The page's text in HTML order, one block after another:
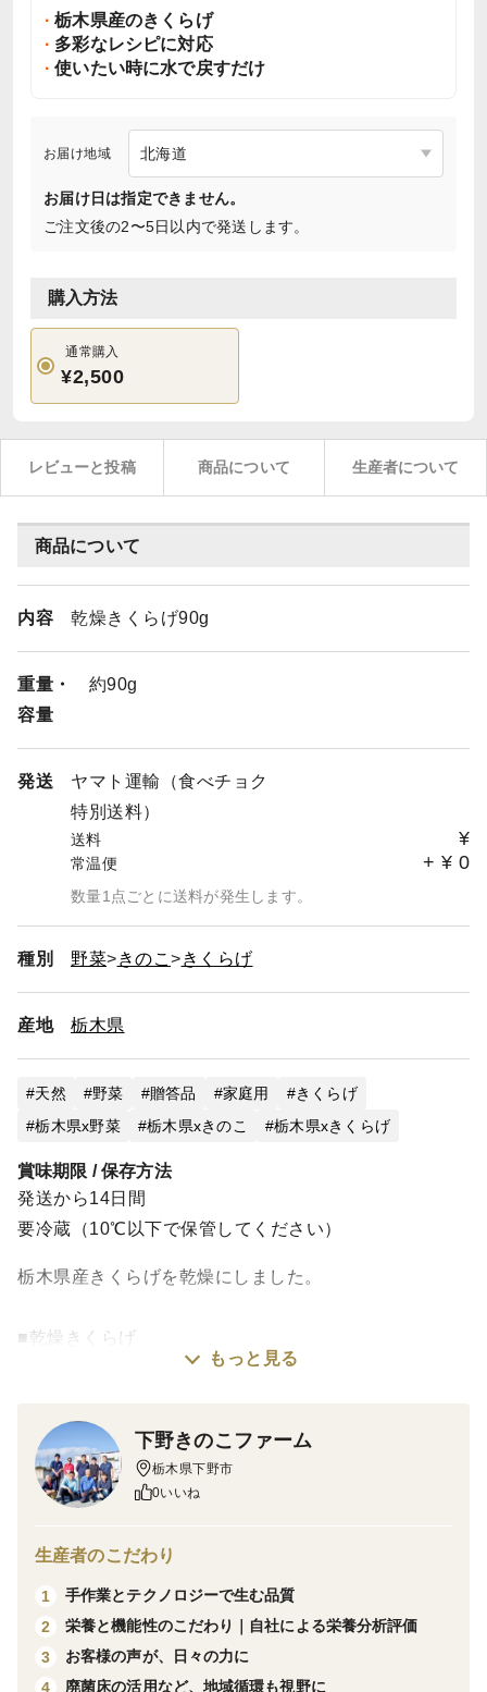
栃木県産のきくらげ
多彩なレシピに対応
使いたい時に水で戻すだけ
お届け地域
お届け日は指定できません。
ご注文後の2〜5日以内で発送します。
購入方法
通常購入
¥2,500
レビューと投稿 商品について 生産者について
商品について
内容 乾燥きくらげ90g
重量・
容量
約90g
発送
ヤマト運輸（食べチョク
特別送料）
送料 ¥
常温便 + ¥ 0
数量1点ごとに送料が発生します。
種別 野菜 きのこ きくらげ
産地 栃木県
天然 野菜 贈答品 家庭用
きくらげ
栃木県x野菜
栃木県xきのこ 栃木県xきくらげ
賞味期限 / 保存方法
発送から14日間
要冷蔵（10℃以下で保管してください）
栃木県産きくらげを乾燥にしました。
■乾燥きくらげ
30g×3パック 【合計】90g
水で戻すと約10倍の量になります。
下野きのこファームのきくらげは栃木の美味しい水で丁
味にクセが無く、どんな料理に加えても食べやすいた
もっと見る
下野きのこファーム
栃木県下野市
0いいね
生産者のこだわり
1
手作業とテクノロジーで生む品質
2
栄養と機能性のこだわり｜自社による栄養分析評価
3
お客様の声が、日々の力に
4
廃菌床の活用など、地域循環も視野に